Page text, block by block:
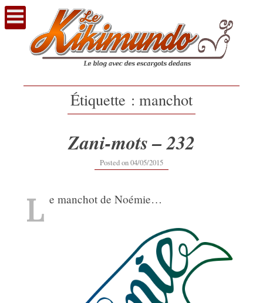
Voir
contenu
Étiquette : manchot
Zani-mots – 232
Posted on04/05/201512/09/2019
L e manchot de Noémie…